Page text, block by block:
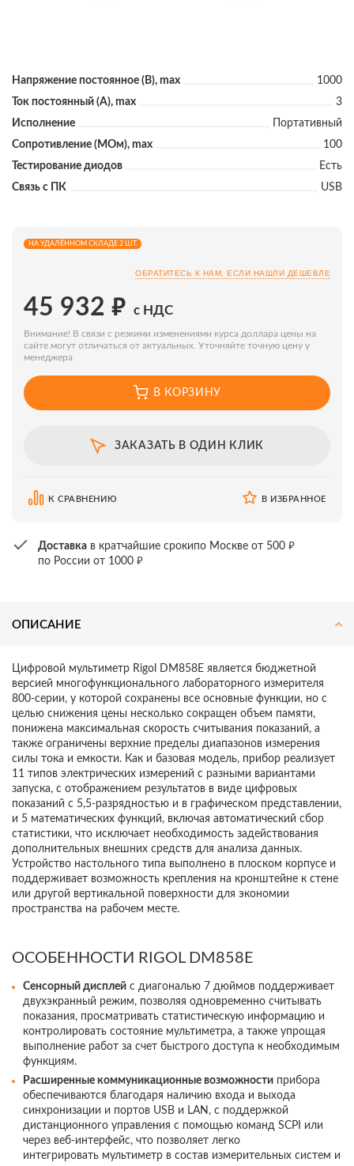
Напряжение постоянное (В), max
1000
Ток постоянный (А), max
3
Исполнение
Портативный
Сопротивление (МОм), max
100
Тестирование диодов
Есть
Связь с ПК
USB
НА УДАЛЁННОМ СКЛАДЕ 2 ШТ.
ОБРАТИТЕСЬ К НАМ, ЕСЛИ НАШЛИ ДЕШЕВЛЕ
45 932 ₽ с НДС
Внимание! В связи с резкими изменениями курса доллара цены на
сайте могут отличаться от актуальных. Уточняйте точную цену у
менеджера
В КОРЗИНУ
ЗАКАЗАТЬ В ОДИН КЛИК
К СРАВНЕНИЮ В ИЗБРАННОЕ
Доставка в кратчайшие срокипо Москве от 500 ₽
по России от 1000 ₽
ОПИСАНИЕ
Цифровой мультиметр Rigol DM858E является бюджетной
версией многофункционального лабораторного измерителя
800-серии, у которой сохранены все основные функции, но с
целью снижения цены несколько сокращен объем памяти,
понижена максимальная скорость считывания показаний, а
также ограничены верхние пределы диапазонов измерения
силы тока и емкости. Как и базовая модель, прибор реализует
11 типов электрических измерений с разными вариантами
запуска, с отображением результатов в виде цифровых
показаний с 5,5-разрядностью и в графическом представлении,
и 5 математических функций, включая автоматический сбор
статистики, что исключает необходимость задействования
дополнительных внешних средств для анализа данных.
Устройство настольного типа выполнено в плоском корпусе и
поддерживает возможность крепления на кронштейне к стене
или другой вертикальной поверхности для экономии
пространства на рабочем месте.
ОСОБЕННОСТИ RIGOL DM858E
Сенсорный дисплей с диагональю 7 дюймов поддерживает
двухэкранный режим, позволяя одновременно считывать
показания, просматривать статистическую информацию и
контролировать состояние мультиметра, а также упрощая
выполнение работ за счет быстрого доступа к необходимым
функциям.
Расширенные коммуникационные возможности прибора
обеспечиваются благодаря наличию входа и выхода
синхронизации и портов USB и LAN, с поддержкой
дистанционного управления с помощью команд SCPI или
через веб-интерфейс, что позволяет легко
интегрировать мультиметр в состав измерительных систем и